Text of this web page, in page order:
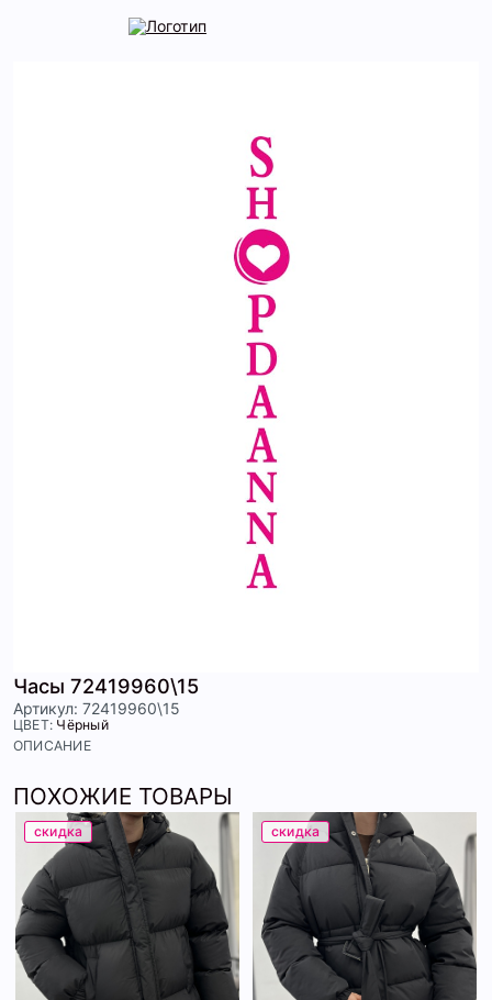
Часы 72419960\15
Артикул: 72419960\15
ЦВЕТ: Чёрный
ОПИСАНИЕ
ПОХОЖИЕ ТОВАРЫ
скидка скидка